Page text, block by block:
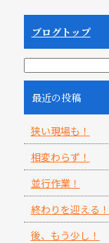
ブログトップ
最近の投稿
狭い現場も！
相変わらず！
並行作業！
終わりを迎える！
後、もう少し！